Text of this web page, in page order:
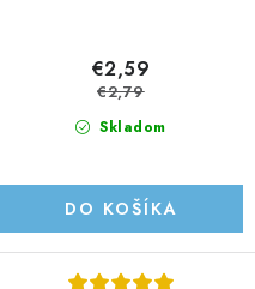
Skladom
€2,59
€2,79
DO KOŠÍKA